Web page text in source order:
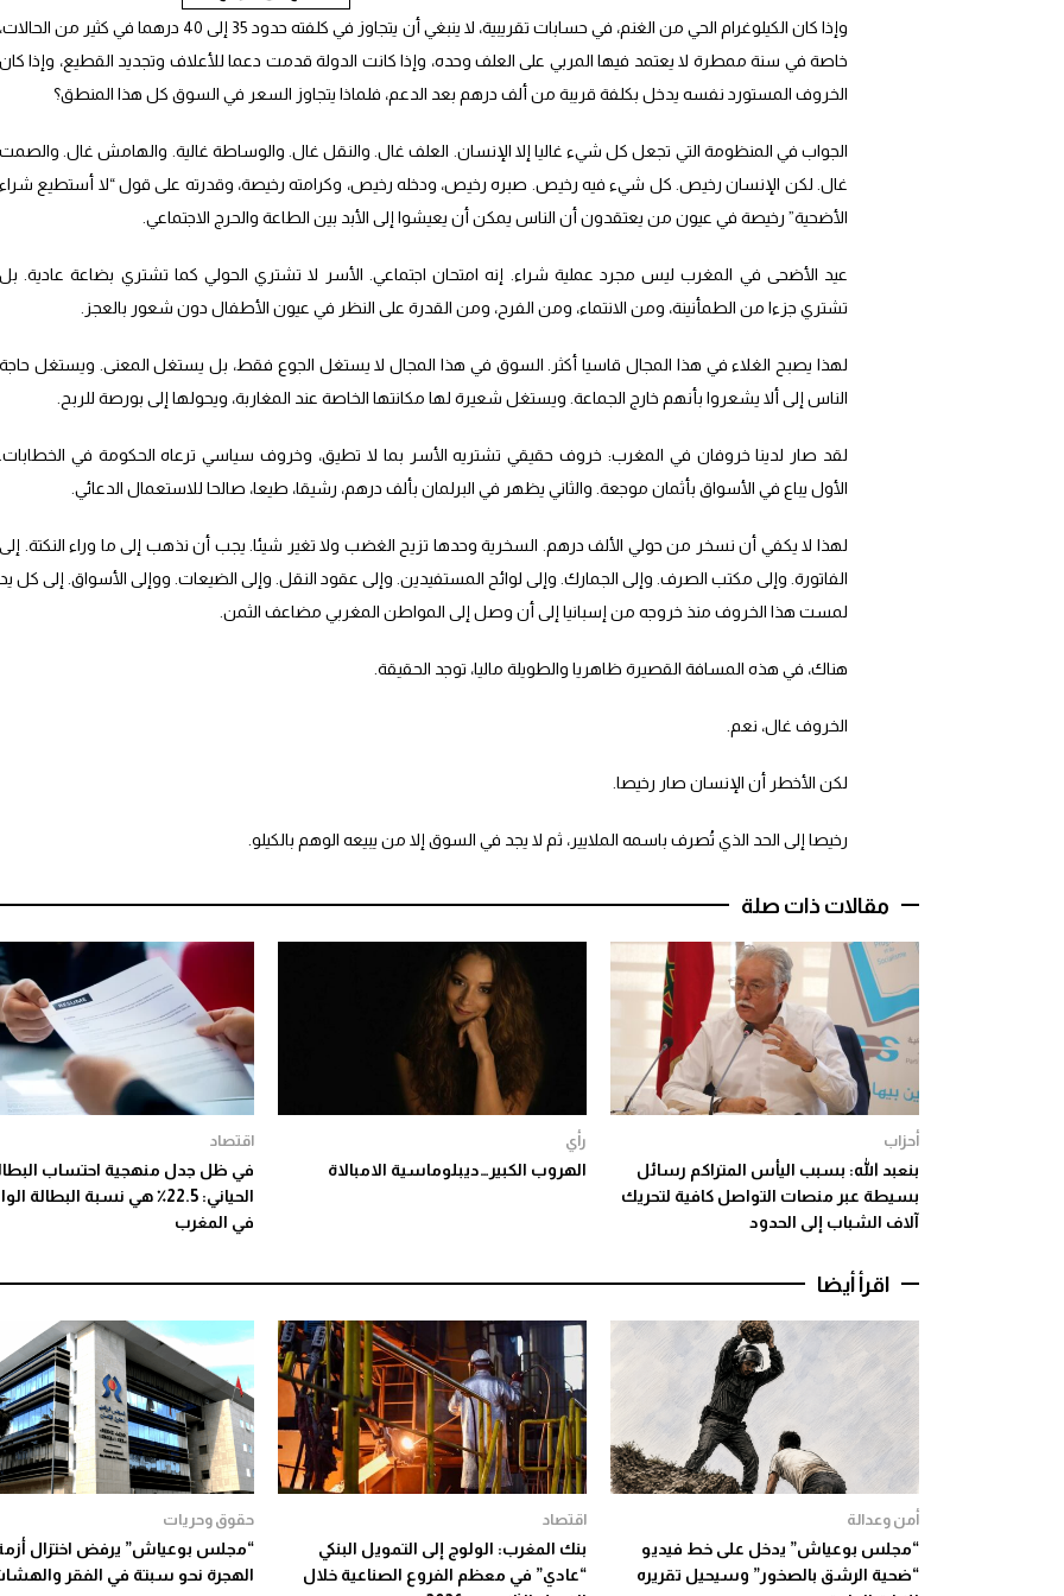
وإذا كان الكيلوغرام الحي من الغنم، في حسابات تقريبية، لا ينبغي أن يتجاوز في كلفته حدود 35 إلى 40 درهما في كثير من الحالات،
خاصة في سنة ممطرة لا يعتمد فيها المربي على العلف وحده، وإذا كانت الدولة قدمت دعما للأعلاف وتجديد القطيع، وإذا كان
الخروف المستورد نفسه يدخل بكلفة قريبة من ألف درهم بعد الدعم، فلماذا يتجاوز السعر في السوق كل هذا المنطق؟
الجواب في المنظومة التي تجعل كل شيء غاليا إلا الإنسان. العلف غال. والنقل غال. والوساطة غالية. والهامش غال. والصمت
غال. لكن الإنسان رخيص. كل شيء فيه رخيص. صبره رخيص، ودخله رخيص، وكرامته رخيصة، وقدرته على قول “لا أستطيع شراء
الأضحية” رخيصة في عيون من يعتقدون أن الناس يمكن أن يعيشوا إلى الأبد بين الطاعة والحرج الاجتماعي.
عيد الأضحى في المغرب ليس مجرد عملية شراء. إنه امتحان اجتماعي. الأسر لا تشتري الحولي كما تشتري بضاعة عادية. بل
تشتري جزءا من الطمأنينة، ومن الانتماء، ومن الفرح، ومن القدرة على النظر في عيون الأطفال دون شعور بالعجز.
لهذا يصبح الغلاء في هذا المجال قاسيا أكثر. السوق في هذا المجال لا يستغل الجوع فقط، بل يستغل المعنى. ويستغل حاجة
الناس إلى ألا يشعروا بأنهم خارج الجماعة. ويستغل شعيرة لها مكانتها الخاصة عند المغاربة، ويحولها إلى بورصة للربح.
لقد صار لدينا خروفان في المغرب: خروف حقيقي تشتريه الأسر بما لا تطيق، وخروف سياسي ترعاه الحكومة في الخطابات.
الأول يباع في الأسواق بأثمان موجعة. والثاني يظهر في البرلمان بألف درهم، رشيقا، طيعا، صالحا للاستعمال الدعائي.
لهذا لا يكفي أن نسخر من حولي الألف درهم. السخرية وحدها تزيح الغضب ولا تغير شيئا. يجب أن نذهب إلى ما وراء النكتة. إلى
الفاتورة. وإلى مكتب الصرف. وإلى الجمارك. وإلى لوائح المستفيدين. وإلى عقود النقل. وإلى الضيعات. ووإلى الأسواق. إلى كل يد
لمست هذا الخروف منذ خروجه من إسبانيا إلى أن وصل إلى المواطن المغربي مضاعف الثمن.
هناك، في هذه المسافة القصيرة ظاهريا والطويلة ماليا، توجد الحقيقة.
الخروف غال، نعم.
لكن الأخطر أن الإنسان صار رخيصا.
رخيصا إلى الحد الذي تُصرف باسمه الملايير، ثم لا يجد في السوق إلا من يبيعه الوهم بالكيلو.
مقالات ذات صلة
أحزاب
بنعبد الله: بسبب اليأس المتراكم رسائل
بسيطة عبر منصات التواصل كافية لتحريك
آلاف الشباب إلى الحدود
رأي
الهروب الكبير…ديبلوماسية الامبالاة
اقتصاد
في ظل جدل منهجية احتساب
الحياني: 22.5٪ هي نسبة البطالة
في المغرب
اقرأ أيضا
أمن وعدالة
“مجلس بوعياش” يدخل على خط فيديو
“ضحية الرشق بالصخور” وسيحيل تقريره
اقتصاد
بنك المغرب: الولوج إلى التمويل البنكي
“عادي” في معظم الفروع الصناعية خلال
حقوق وحريات
“مجلس بوعياش” يرفض اختزال
الهجرة نحو سبتة في الفقر